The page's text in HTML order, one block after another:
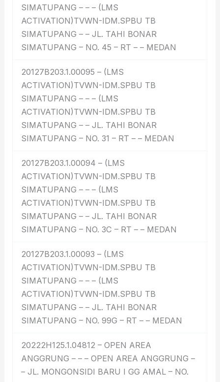
SIMATUPANG – – – (LMS
ACTIVATION)TVWN-IDM.SPBU TB
SIMATUPANG – – JL. TAHI BONAR
SIMATUPANG – NO. 45 – RT – – MEDAN
20127B203.1.00095 – (LMS
ACTIVATION)TVWN-IDM.SPBU TB
SIMATUPANG – – – (LMS
ACTIVATION)TVWN-IDM.SPBU TB
SIMATUPANG – – JL. TAHI BONAR
SIMATUPANG – NO. 31 – RT – – MEDAN
20127B203.1.00094 – (LMS
ACTIVATION)TVWN-IDM.SPBU TB
SIMATUPANG – – – (LMS
ACTIVATION)TVWN-IDM.SPBU TB
SIMATUPANG – – JL. TAHI BONAR
SIMATUPANG – NO. 3C – RT – – MEDAN
20127B203.1.00093 – (LMS
ACTIVATION)TVWN-IDM.SPBU TB
SIMATUPANG – – – (LMS
ACTIVATION)TVWN-IDM.SPBU TB
SIMATUPANG – – JL. TAHI BONAR
SIMATUPANG – NO. 99G – RT – – MEDAN
20222H125.1.04812 – OPEN AREA
ANGGRUNG – – – OPEN AREA ANGGRUNG –
– JL. MONGONSIDI BARU I GG AMAL – NO.